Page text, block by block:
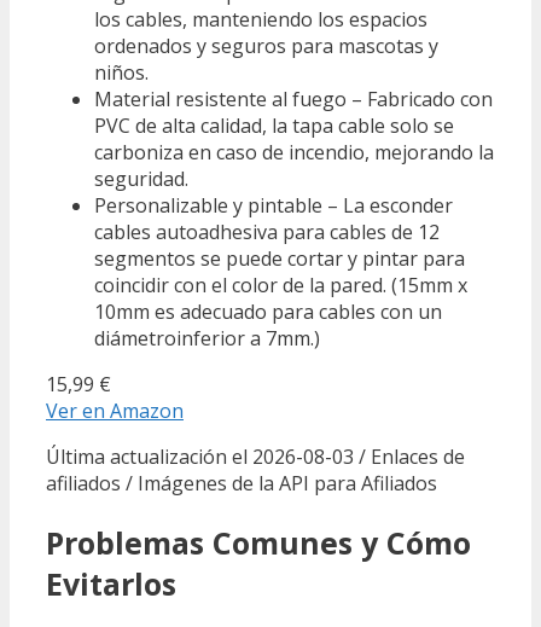
los cables, manteniendo los espacios
ordenados y seguros para mascotas y
niños.
Material resistente al fuego – Fabricado con
PVC de alta calidad, la tapa cable solo se
carboniza en caso de incendio, mejorando la
seguridad.
Personalizable y pintable – La esconder
cables autoadhesiva para cables de 12
segmentos se puede cortar y pintar para
coincidir con el color de la pared. (15mm x
10mm es adecuado para cables con un
diámetroinferior a 7mm.)
15,99 €
Ver en Amazon
Última actualización el 2026-08-03 / Enlaces de
afiliados / Imágenes de la API para Afiliados
Problemas Comunes y Cómo
Evitarlos